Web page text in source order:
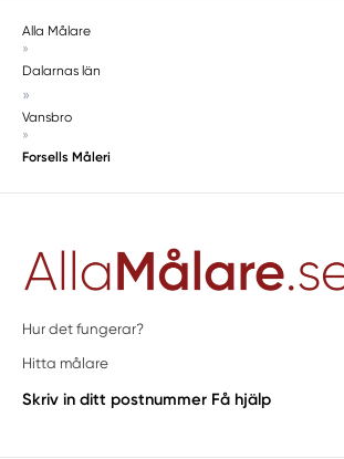
Alla Målare
»
Dalarnas län
»
Vansbro
»
Forsells Måleri
Hur det fungerar?
Hitta målare
Skriv in ditt postnummer Få hjälp